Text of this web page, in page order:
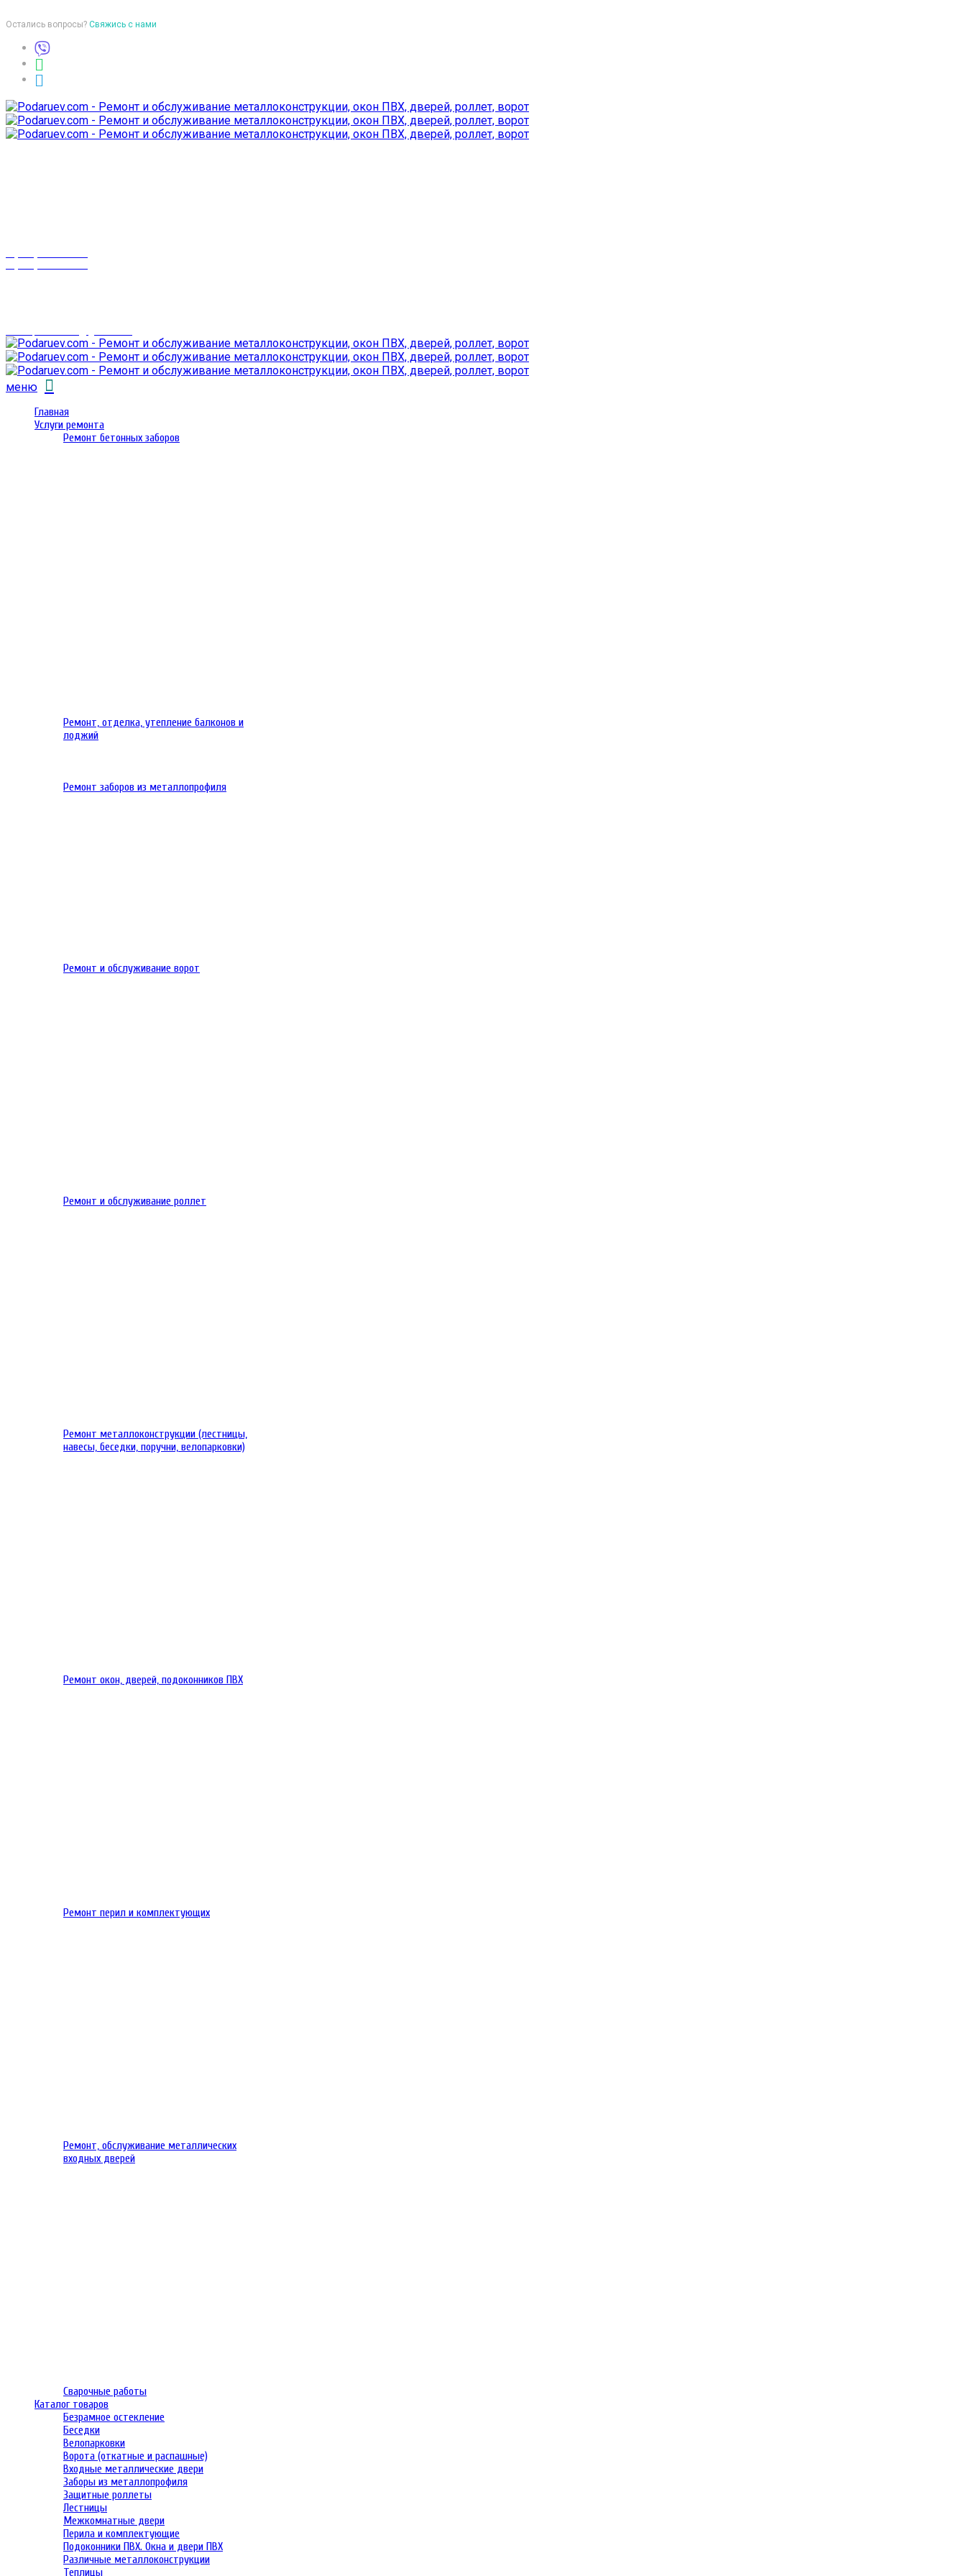
Остались вопросы? Свяжись с нами
меню
Главная
Услуги ремонта
Ремонт бетонных заборов
Ремонт, отделка, утепление балконов и
лоджий
Ремонт заборов из металлопрофиля
Ремонт и обслуживание ворот
Ремонт и обслуживание роллет
Ремонт металлоконструкции (лестницы,
навесы, беседки, поручни, велопарковки)
Ремонт окон, дверей, подоконников ПВХ
Ремонт перил и комплектующих
Ремонт, обслуживание металлических
входных дверей
Сварочные работы
Каталог товаров
Безрамное остекление
Беседки
Велопарковки
Ворота (откатные и распашные)
Входные металлические двери
Заборы из металлопрофиля
Защитные роллеты
Лестницы
Межкомнатные двери
Перила и комплектующие
Подоконники ПВХ. Окна и двери ПВХ
Различные металлоконструкции
Теплицы